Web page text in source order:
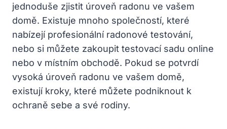
jednoduše zjistit úroveň radonu ve vašem
domě. Existuje mnoho společností, které
nabízejí profesionální radonové testování,
nebo si můžete zakoupit testovací sadu online
nebo v místním obchodě. Pokud se potvrdí
vysoká úroveň radonu ve vašem domě,
existují kroky, které můžete podniknout k
ochraně sebe a své rodiny.